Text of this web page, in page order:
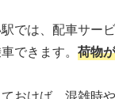
では、配車サー
できます。 荷物